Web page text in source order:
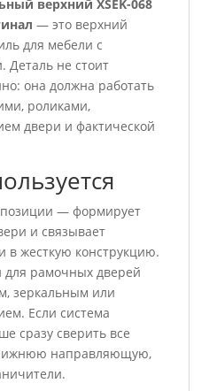
верхний ХSEK-068
— это верхний
для мебели с
не стоит
она должна работать
роликами,
двери и фактической
позиции — формирует
и связывает
в жесткую конструкцию.
для рамочных дверей
зеркальным или
Если система
сразу сверить все
направляющую,